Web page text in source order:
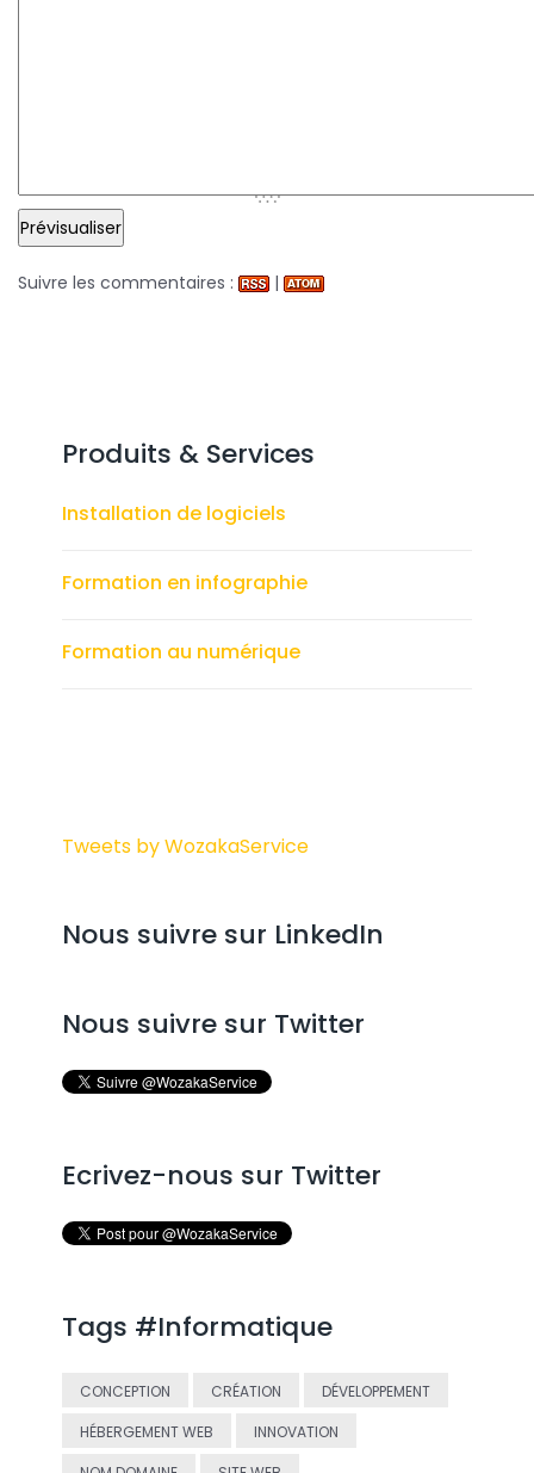
Suivre les commentaires : |
Produits & Services
Installation de logiciels
Formation en infographie
Formation au numérique
Tweets by WozakaService
Nous suivre sur LinkedIn
Nous suivre sur Twitter
Ecrivez-nous sur Twitter
Tags #Informatique
CONCEPTION CRÉATION
DÉVELOPPEMENT
HÉBERGEMENT WEB
INNOVATION